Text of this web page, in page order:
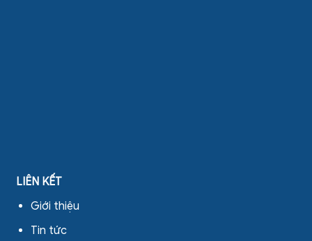
LIÊN KẾT
Giới thiệu
Tin tức